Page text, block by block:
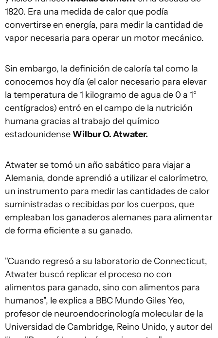
1820. Era una medida de calor que podía
convertirse en energía, para medir la cantidad de
vapor necesaria para operar un motor mecánico.
Sin embargo, la definición de caloría tal como la
conocemos hoy día (el calor necesario para elevar
la temperatura de 1 kilogramo de agua de 0 a 1°
centígrados) entró en el campo de la nutrición
humana gracias al trabajo del químico
estadounidenseWilbur O. Atwater.
Atwater se tomó un año sabático para viajar a
Alemania, donde aprendió a utilizar el calorímetro,
un instrumento para medir las cantidades de calor
suministradas o recibidas por los cuerpos, que
empleaban los ganaderos alemanes para alimentar
de forma eficiente a su ganado.
"Cuando regresó a su laboratorio de Connecticut,
Atwater buscó replicar el proceso no con
alimentos para ganado, sino con alimentos para
humanos", le explica a BBC Mundo Giles Yeo,
profesor de neuroendocrinología molecular de la
Universidad de Cambridge, Reino Unido, y autor del